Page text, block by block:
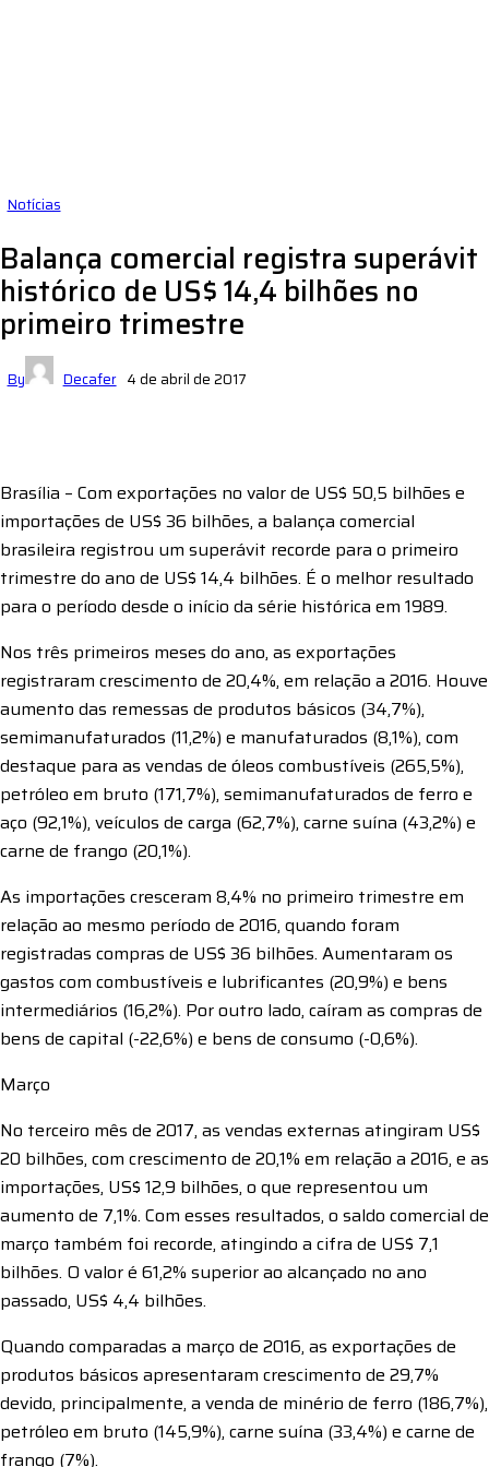
Notícias
Balança comercial registra superávit
histórico de US$ 14,4 bilhões no
primeiro trimestre
By Decafer 4 de abril de 2017
Brasília – Com exportações no valor de US$ 50,5 bilhões e
importações de US$ 36 bilhões, a balança comercial
brasileira registrou um superávit recorde para o primeiro
trimestre do ano de US$ 14,4 bilhões. É o melhor resultado
para o período desde o início da série histórica em 1989.
Nos três primeiros meses do ano, as exportações
registraram crescimento de 20,4%, em relação a 2016. Houve
aumento das remessas de produtos básicos (34,7%),
semimanufaturados (11,2%) e manufaturados (8,1%), com
destaque para as vendas de óleos combustíveis (265,5%),
petróleo em bruto (171,7%), semimanufaturados de ferro e
aço (92,1%), veículos de carga (62,7%), carne suína (43,2%) e
carne de frango (20,1%).
As importações cresceram 8,4% no primeiro trimestre em
relação ao mesmo período de 2016, quando foram
registradas compras de US$ 36 bilhões. Aumentaram os
gastos com combustíveis e lubrificantes (20,9%) e bens
intermediários (16,2%). Por outro lado, caíram as compras de
bens de capital (-22,6%) e bens de consumo (-0,6%).
Março
No terceiro mês de 2017, as vendas externas atingiram US$
20 bilhões, com crescimento de 20,1% em relação a 2016, e as
importações, US$ 12,9 bilhões, o que representou um
aumento de 7,1%. Com esses resultados, o saldo comercial de
março também foi recorde, atingindo a cifra de US$ 7,1
bilhões. O valor é 61,2% superior ao alcançado no ano
passado, US$ 4,4 bilhões.
Quando comparadas a março de 2016, as exportações de
produtos básicos apresentaram crescimento de 29,7%
devido, principalmente, a venda de minério de ferro (186,7%),
petróleo em bruto (145,9%), carne suína (33,4%) e carne de
frango (7%).